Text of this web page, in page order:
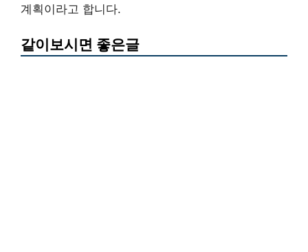
계획이라고 합니다.
같이보시면 좋은글